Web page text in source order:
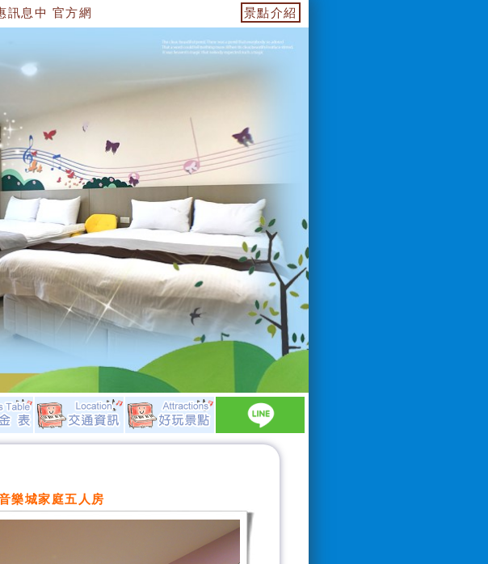
息中 官方網站：https://153474955739.web.fullinn.tw 訂房電話：0933649499
景點介紹
樂城家庭五人房